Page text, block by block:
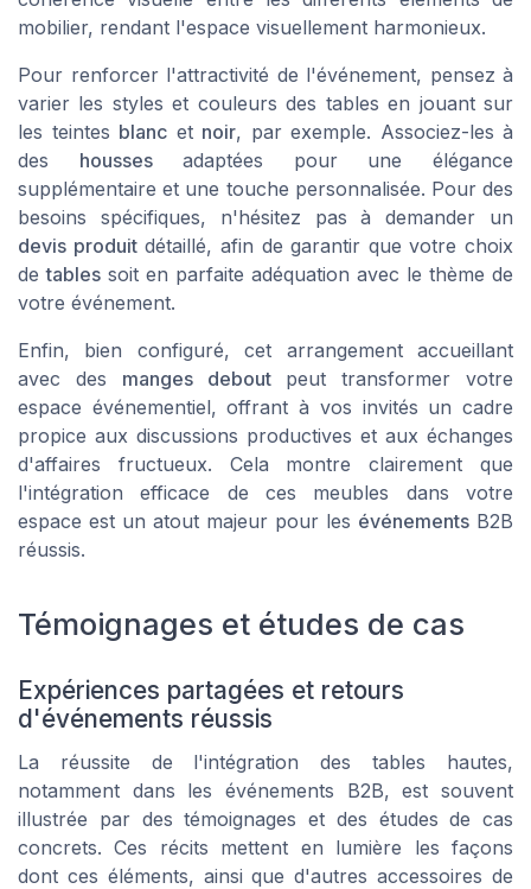
mobilier, rendant l'espace visuellement harmonieux.
Pour renforcer l'attractivité de l'événement, pensez à
varier les styles et couleurs des tables en jouant sur
les teintes blanc et noir, par exemple. Associez-les à
des houssesadaptées pour une élégance
supplémentaire et une touche personnalisée. Pour des
besoins spécifiques, n'hésitez pas à demander un
devis produitdétaillé, afin de garantir que votre choix
detables soit en parfaite adéquation avec le thème de
votre événement.
Enfin, bien configuré, cet arrangement accueillant
avec des manges deboutpeut transformer votre
espace événementiel, offrant à vos invités un cadre
propice aux discussions productives et aux échanges
d'affaires fructueux. Cela montre clairement que
l'intégration efficace de ces meubles dans votre
espace est un atout majeur pour les événements B2B
réussis.
Témoignages et études de cas
Expériences partagées et retours
d'événements réussis
La réussite de l'intégration des tables hautes,
notamment dans les événements B2B, est souvent
illustrée par des témoignages et des études de cas
concrets. Ces récits mettent en lumière les façons
dont ces éléments, ainsi que d'autres accessoires de